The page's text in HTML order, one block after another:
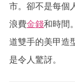
市。卻不是每個
浪費金錢和時間
道雙手的美甲造
是令人驚訝。